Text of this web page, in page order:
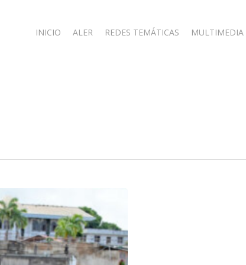
INICIO ALER REDES TEMÁTICAS MULTIMEDIA